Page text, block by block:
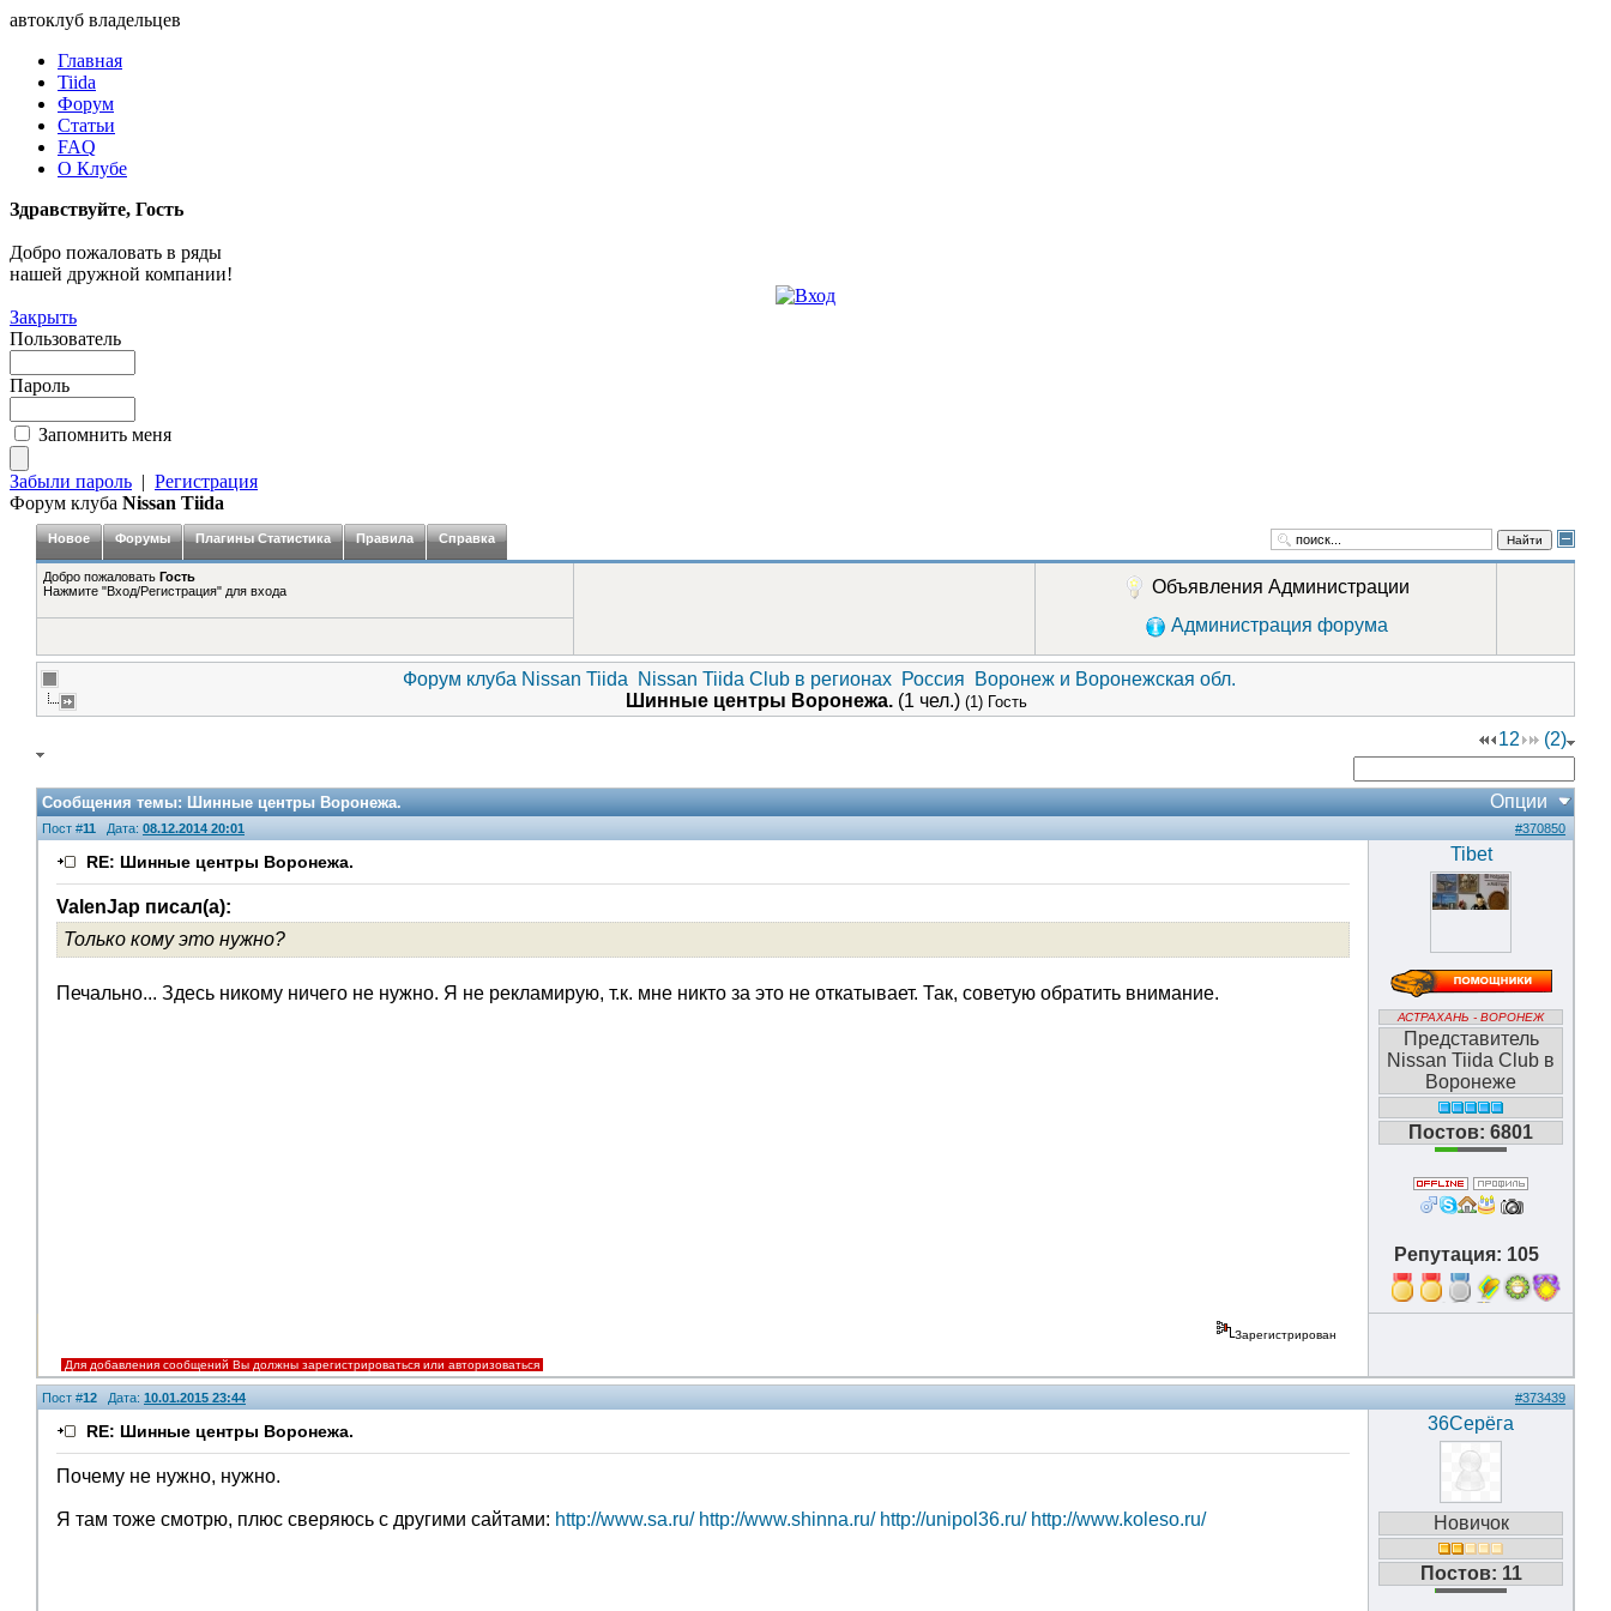
автоклуб владельцев
Главная
Tiida
Форум
Статьи
FAQ
О Клубе
Здравствуйте, Гость
Добро пожаловать в ряды
нашей дружной компании!
Закрыть
Пользователь
Пароль
Запомнить меня
Забыли пароль | Регистрация
Форум клуба Nissan Tiida
Новое Форумы Плагины Статистика Правила Справка Найти
Добро пожаловать Гость
Нажмите "Вход/Регистрация" для входа
Объявления Администрации
Администрация форума
Форум клуба Nissan Tiida Nissan Tiida Club в регионах Россия
Воронеж и Воронежская обл.
Шинные центры Воронежа. (1 чел.) (1) Гость
12 (2)
Сообщения темы:Шинные центры Воронежа. Опции
Пост #11 Дата: 08.12.2014 20:01 #370850
RE: Шинные центры Воронежа.
ValenJap писал(а):
Только кому это нужно?
Печально... Здесь никому ничего не нужно. Я не рекламирую, т.к. мне никто за это не откатывает. Так, советую обратить внимание.
Tibet
АСТРАХАНЬ - ВОРОНЕЖ
Представитель
Nissan Tiida Club в
Воронеже
Постов: 6801
Репутация: 105
11
Зарегистрирован
Для добавления сообщений Вы должны зарегистрироваться или авторизоваться
Пост #12 Дата: 10.01.2015 23:44 #373439
RE: Шинные центры Воронежа.
Почему не нужно, нужно.
Я там тоже смотрю, плюс сверяюсь с другими сайтами: http://www.sa.ru/ http://www.shinna.ru/ http://unipol36.ru/ http://www.koleso.ru/
36Серёга
Новичок
Постов: 11